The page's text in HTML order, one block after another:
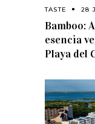
TASTE 28
Bamboo:
esencia
Playa del